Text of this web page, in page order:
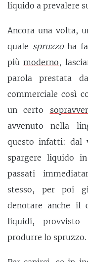
liquido a prevalere
Ancora una volta,
quale spruzzoha
piùmoderno,
parola prestata
commerciale così
un certo
avvenuto nella
questo infatti: dal
spargere liquido
passati
stesso, per poi
denotare anche il
liquidi, provvisto
produrre lo spruzzo.